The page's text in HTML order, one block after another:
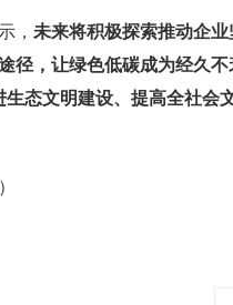
， 未来将积极探索推动企
径，让绿色低碳成为经久
生态文明建设、提高全社会